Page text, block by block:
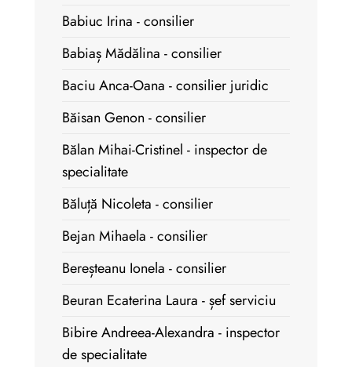
Babiuc Irina - consilier
Babiaș Mădălina - consilier
Baciu Anca-Oana - consilier juridic
Băisan Genon - consilier
Bălan Mihai-Cristinel - inspector de
specialitate
Băluță Nicoleta - consilier
Bejan Mihaela - consilier
Bereșteanu Ionela - consilier
Beuran Ecaterina Laura - șef serviciu
Bibire Andreea-Alexandra - inspector
de specialitate